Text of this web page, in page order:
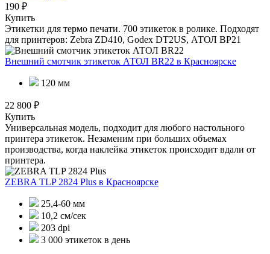
190 ₽
Купить
Этикетки для термо печати. 700 этикеток в ролике. Подходят
для принтеров: Zebra ZD410, Godex DT2US, АТОЛ BP21
Внешний смотчик этикеток АТОЛ BR22 в Красноярске
120 мм
22 800 ₽
Купить
Универсальная модель, подходит для любого настольного
принтера этикеток. Незаменим при больших объемах
производства, когда наклейка этикеток происходит вдали от
принтера.
ZEBRA TLP 2824 Plus в Красноярске
25,4-60 мм
10,2 см/сек
203 dpi
3 000 этикеток в день